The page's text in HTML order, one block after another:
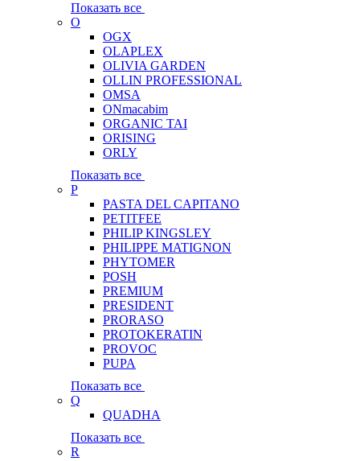
Показать все
O
OGX
OLAPLEX
OLIVIA GARDEN
OLLIN PROFESSIONAL
OMSA
ONmacabim
ORGANIC TAI
ORISING
ORLY
Показать все
P
PASTA DEL CAPITANO
PETITFEE
PHILIP KINGSLEY
PHILIPPE MATIGNON
PHYTOMER
POSH
PREMIUM
PRESIDENT
PRORASO
PROTOKERATIN
PROVOC
PUPA
Показать все
Q
QUADHA
Показать все
R